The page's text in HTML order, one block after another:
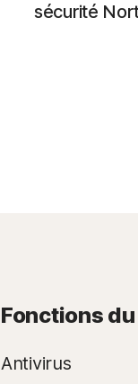
sécurité
Fonctions
Antivirus